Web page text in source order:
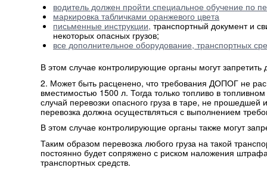
водитель должен пройти специальное обучение по
маркировка табличками оранжевого цвета
письменные инструкции, транспортный документ и
некоторых опасных грузов;
все дополнительное оборудование, транспортных
В этом случае контролирующие органы могут
2. Может быть расценено, что требования ДОПОГ не
вместимостью 1500 л. Тогда только топливо в
случай перевозки опасного груза в таре, не
перевозка должна осуществляться с выполнением
В этом случае контролирующие органы также могут
Таким образом перевозка любого груза на такой
постоянно будет сопряжено с риском наложения
транспортных средств.